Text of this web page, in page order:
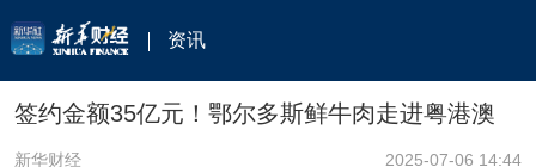
资讯
签约金额35亿元！鄂尔多斯鲜牛肉走进粤港澳
新华财经 2025-07-06 14:44